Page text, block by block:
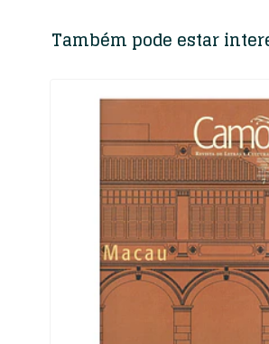
Também pode estar